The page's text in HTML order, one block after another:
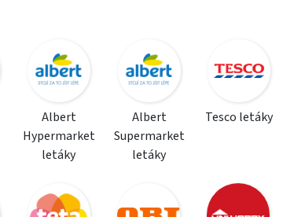
Albert
Hypermarket
letáky
Albert
Supermarket
letáky
Tesco letáky